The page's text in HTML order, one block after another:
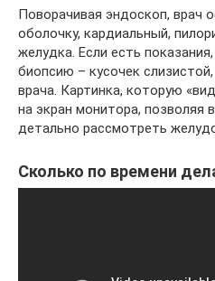
Поворачивая эндоскоп, врач
оболочку, кардиальный,
желудка. Если есть
биопсию – кусочек
врача. Картинка, которую
на экран монитора, позволяя
детально рассмотреть
Сколько по времени